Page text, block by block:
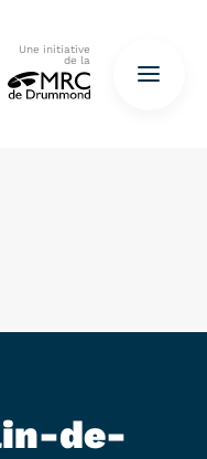
Une initiative
de la
de-